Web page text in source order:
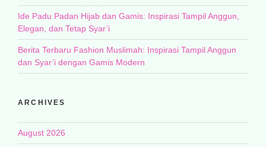
Ide Padu Padan Hijab dan Gamis: Inspirasi Tampil Anggun,
Elegan, dan Tetap Syar’i
Berita Terbaru Fashion Muslimah: Inspirasi Tampil Anggun
dan Syar’i dengan Gamis Modern
ARCHIVES
August 2026